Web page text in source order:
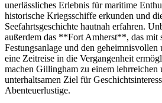
unerlässliches Erlebnis für maritime
historische Kriegsschiffe erkunden und
Seefahrtsgeschichte hautnah erfahren.
außerdem das **Fort Amherst**, das mit
Festungsanlage und den geheimnisvollen
eine Zeitreise in die Vergangenheit
machen Gillingham zu einem lehrreichen
unterhaltsamen Ziel für
Abenteuerlustige.